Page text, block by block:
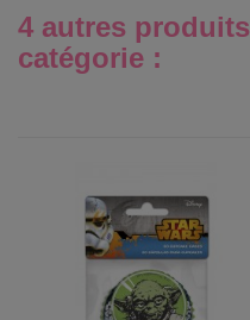
4 autres
catégorie :